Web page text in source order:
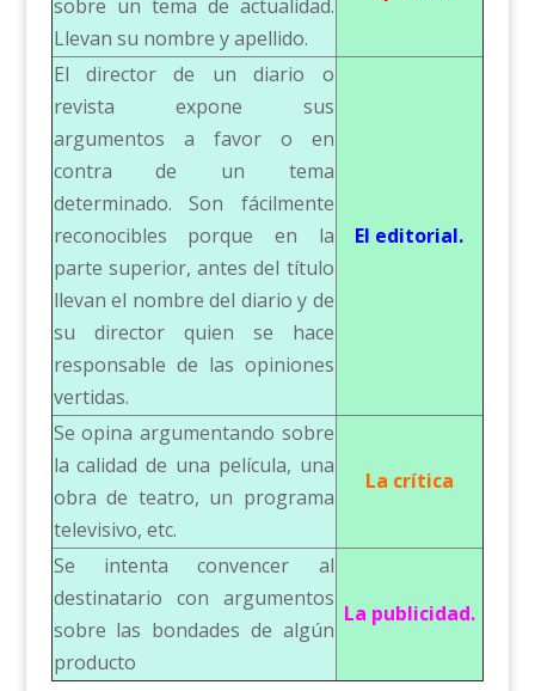
sobre un tema de actualidad.
Llevan su nombre y apellido.
El director de un diario o
revista expone sus
argumentos a favor o en
contra de un tema
determinado. Son fácilmente
reconocibles porque en la
parte superior, antes del título
llevan el nombre del diario y de
su director quien se hace
responsable de las opiniones
vertidas.
El editorial.
Se opina argumentando sobre
la calidad de una película, una
obra de teatro, un programa
televisivo, etc.
La crítica
Se intenta convencer al
destinatario con argumentos
sobre las bondades de algún
producto
La publicidad.